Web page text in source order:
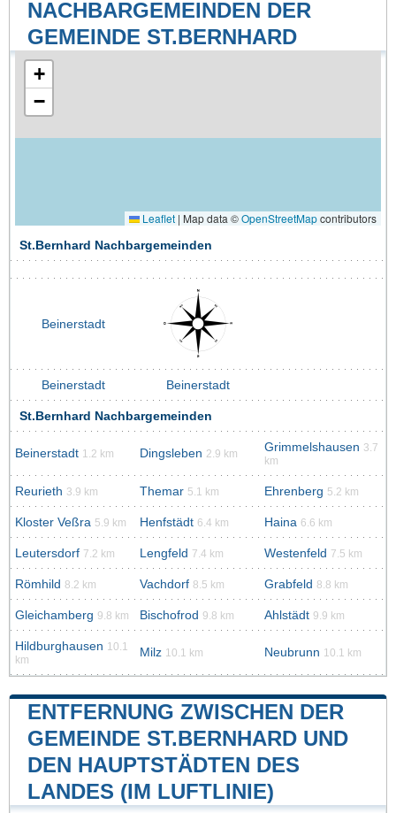
NACHBARGEMEINDEN DER
GEMEINDE ST.BERNHARD
+
−
Leaflet | Map data ©OpenStreetMapcontributors
St.Bernhard Nachbargemeinden
Beinerstadt
Beinerstadt Beinerstadt
St.Bernhard Nachbargemeinden
Beinerstadt 1.2 km Dingsleben 2.9 km Grimmelshausen 3.7
km
Reurieth 3.9 km Themar 5.1 km Ehrenberg 5.2 km
Kloster Veßra 5.9 km Henfstädt 6.4 km Haina 6.6 km
Leutersdorf 7.2 km Lengfeld 7.4 km Westenfeld 7.5 km
Römhild 8.2 km Vachdorf 8.5 km Grabfeld 8.8 km
Gleichamberg 9.8 km Bischofrod 9.8 km Ahlstädt 9.9 km
Hildburghausen 10.1
km
Milz 10.1 km Neubrunn 10.1 km
ENTFERNUNG ZWISCHEN DER
GEMEINDE ST.BERNHARD UND
DEN HAUPTSTÄDTEN DES
LANDES (IM LUFTLINIE)